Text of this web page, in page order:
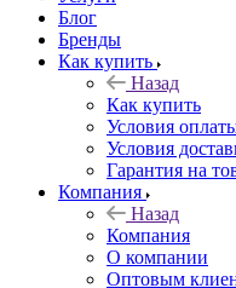
Блог
Бренды
Как купить
Назад
Как купить
Условия
Условия
Гарантия на
Компания
Назад
Компания
О компании
Оптовым